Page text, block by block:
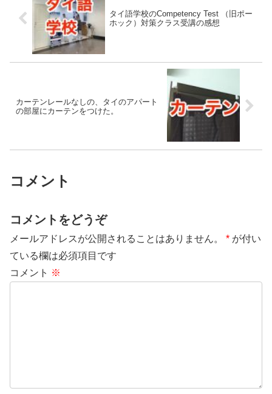
タイ語学校のCompetency Test （旧ポー
ホック）対策クラス受講の感想
カーテンレールなしの、タイのアパート
の部屋にカーテンをつけた。
コメント
コメントをどうぞ
メールアドレスが公開されることはありません。 * が付い
ている欄は必須項目です
コメント ※